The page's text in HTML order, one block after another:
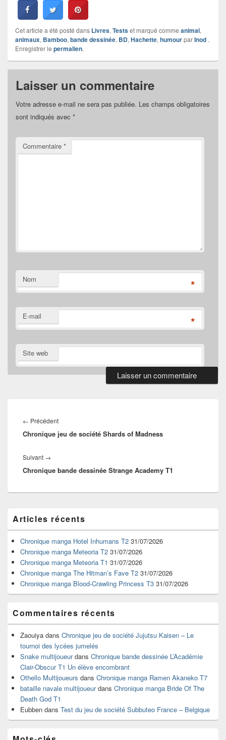
Cet article a été posté dans Livres, Testset marqué comme animal,
animaux, Bamboo, bande dessinée, BD, Hachette, humourparInod .
Enregistrer le permalien.
Laisser un commentaire
Votre adresse e-mail ne sera pas publiée. Les champs obligatoires
sont indiqués avec *
Commentaire *
Nom *
E-mail *
Site web
de
l’article
← PrécédentArticle
précédent :
Chronique jeu de société Shards of Madness
Suivant →
suivant :
Chronique bande dessinée Strange Academy T1
principale
de
widget
pour
barre
latérale
Articles récents
Chronique manga Hotel Inhumans T2 31/07/2026
Chronique manga Meteoria T2 31/07/2026
Chronique manga Meteoria T1 31/07/2026
Chronique manga The Hitman’s Fave T2 31/07/2026
Chronique manga Blood-Crawling Princess T3 31/07/2026
Commentaires récents
Zaouiya dans Chronique jeu de société Jujutsu Kaisen – Le
tournoi des lycées jumelés
Snake multijoueurdans Chronique bande dessinée L’Académie
Clair-Obscur T1 Un élève encombrant
Othello Multijoueurs dans Chronique manga Ramen Akaneko T7
bataille navale multijoueurdans Chronique manga Bride Of The
Death God T1
Eubben dans Test du jeu de société Subbuteo France – Belgique